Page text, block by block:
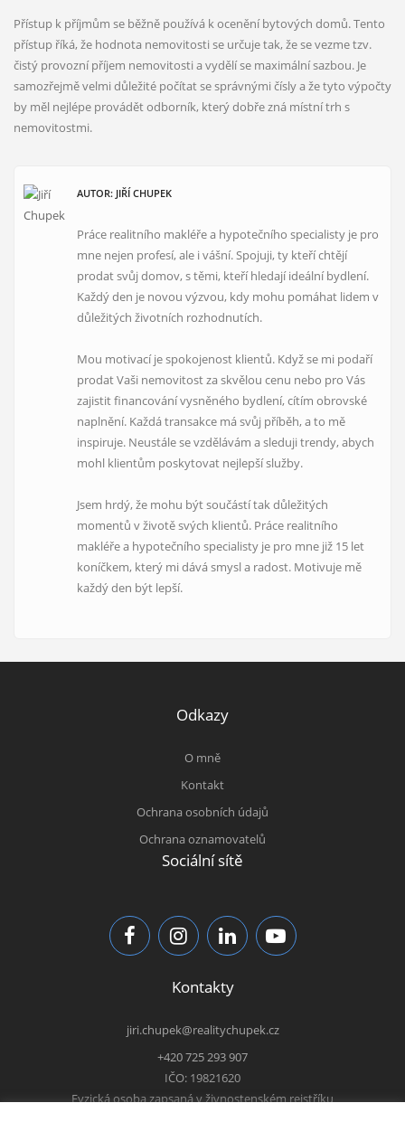
Přístup k příjmům se běžně používá k ocenění bytových domů. Tento
přístup říká, že hodnota nemovitosti se určuje tak, že se vezme tzv.
čistý provozní příjem nemovitosti a vydělí se maximální sazbou. Je
samozřejmě velmi důležité počítat se správnými čísly a že tyto výpočty
by měl nejlépe provádět odborník, který dobře zná místní trh s
nemovitostmi.
AUTOR: JIŘÍ CHUPEK
Práce realitního makléře a hypotečního specialisty je pro
mne nejen profesí, ale i vášní. Spojuji, ty kteří chtějí
prodat svůj domov, s těmi, kteří hledají ideální bydlení.
Každý den je novou výzvou, kdy mohu pomáhat lidem v
důležitých životních rozhodnutích.
Mou motivací je spokojenost klientů. Když se mi podaří
prodat Vaši nemovitost za skvělou cenu nebo pro Vás
zajistit financování vysněného bydlení, cítím obrovské
naplnění. Každá transakce má svůj příběh, a to mě
inspiruje. Neustále se vzdělávám a sleduji trendy, abych
mohl klientům poskytovat nejlepší služby.
Jsem hrdý, že mohu být součástí tak důležitých
momentů v životě svých klientů. Práce realitního
makléře a hypotečního specialisty je pro mne již 15 let
koníčkem, který mi dává smysl a radost. Motivuje mě
každý den být lepší.
Odkazy
O mně
Kontakt
Ochrana osobních údajů
Ochrana oznamovatelů
Sociální sítě
Kontakty
jiri.chupek@realitychupek.cz
+420 725 293 907
IČO: 19821620
Fyzická osoba zapsaná v živnostenském rejstříku
Souhlasím se
Odeslat